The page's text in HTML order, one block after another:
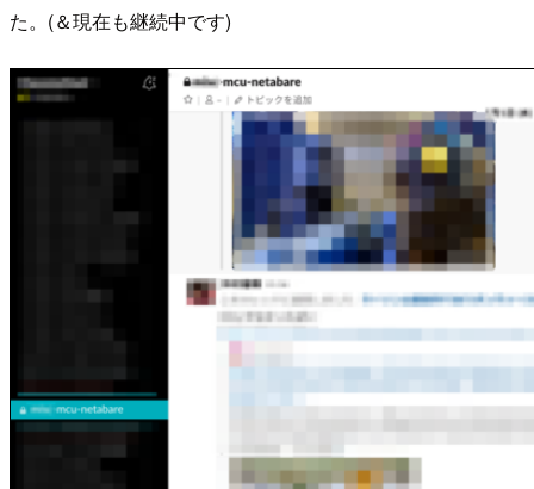
た。(＆現在も継続中です)